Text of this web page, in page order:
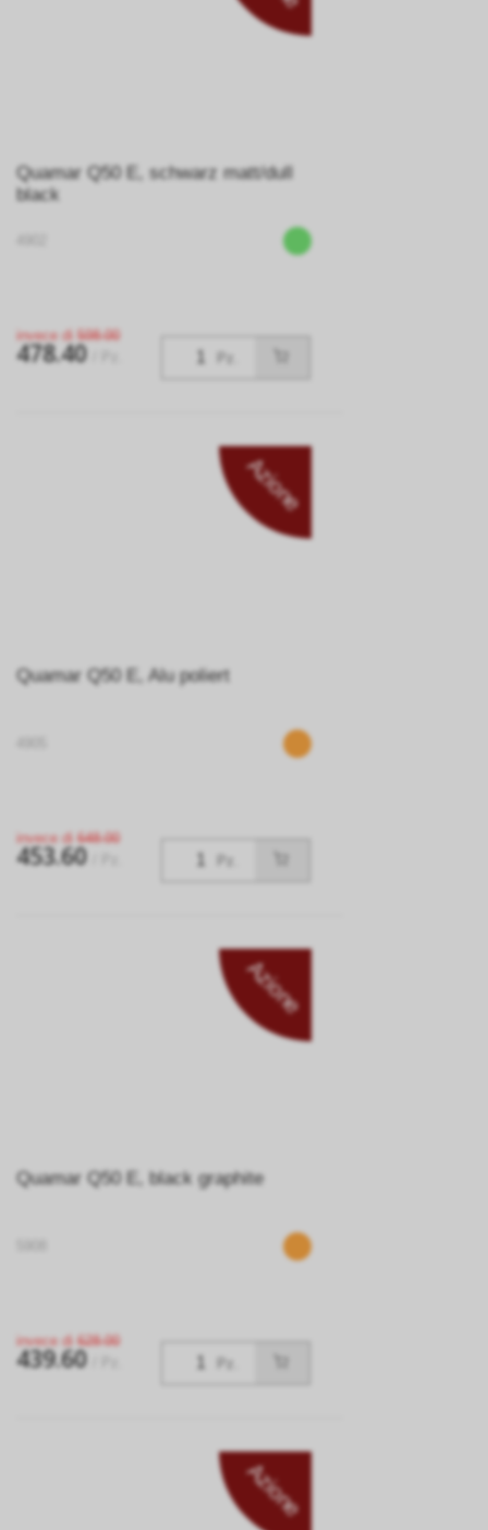
Quamar Q50 E, schwarz matt/dull
black
Pz.
invece di 598.00
478.40
Azione
Quamar Q50 E, Alu poliert
Pz.
invece di 648.00
453.60
Azione
Quamar Q50 E, black graphite
Pz.
invece di 628.00
439.60
Azione